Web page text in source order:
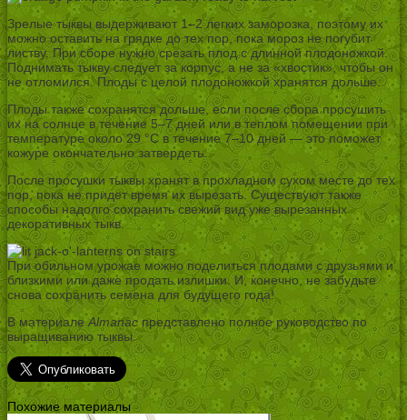
Зрелые тыквы выдерживают 1–2 легких заморозка, поэтому их
можно оставить на грядке до тех пор, пока мороз не погубит
листву. При сборе нужно срезать плод с длинной плодоножкой.
Поднимать тыкву следует за корпус, а не за «хвостик», чтобы он
не отломился. Плоды с целой плодоножкой хранятся дольше.
Плоды также сохранятся дольше, если после сбора просушить
их на солнце в течение 5–7 дней или в теплом помещении при
температуре около 29 °C в течение 7–10 дней — это поможет
кожуре окончательно затвердеть.
После просушки тыквы хранят в прохладном сухом месте до тех
пор, пока не придет время их вырезать. Существуют также
способы надолго сохранить свежий вид уже вырезанных
декоративных тыкв.
При обильном урожае можно поделиться плодами с друзьями и
близкими или даже продать излишки. И, конечно, не забудьте
снова сохранить семена для будущего года!
В материалеAlmanacпредставлено полное руководство по
выращиванию тыквы.
Похожие материалы